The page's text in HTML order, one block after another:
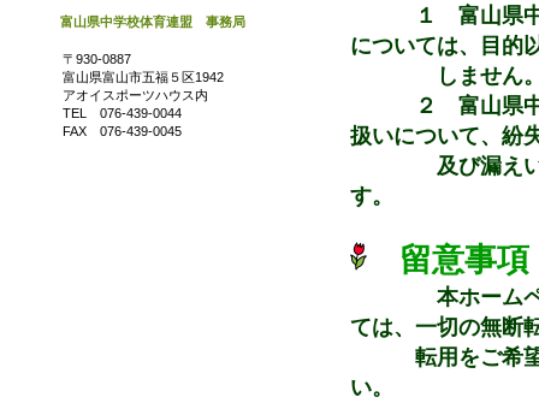
１ 富山県中学
については、目的
しません
２ 富山県中学
扱いについて、紛
及び漏えい等
す。
留意事項
本ホーム
ては、一切の無断
転用をご希望さ
い。
富山県中学校体育連盟 事務局
〒930-0887
富山県富山市五福５区1942
アオイスポーツハウス内
TEL 076-439-0044
FAX 076-439-0045